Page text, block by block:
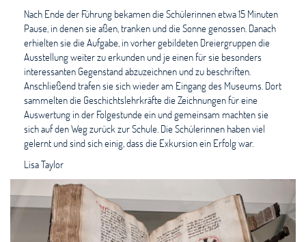
Nach Ende der Führung bekamen die Schülerinnen etwa 15 Minuten
Pause, in denen sie aßen, tranken und die Sonne genossen. Danach
erhielten sie die Aufgabe, in vorher gebildeten Dreiergruppen die
Ausstellung weiter zu erkunden und je einen für sie besonders
interessanten Gegenstand abzuzeichnen und zu beschriften.
Anschließend trafen sie sich wieder am Eingang des Museums. Dort
sammelten die Geschichtslehrkräfte die Zeichnungen für eine
Auswertung in der Folgestunde ein und gemeinsam machten sie
sich auf den Weg zurück zur Schule. Die Schülerinnen haben viel
gelernt und sind sich einig, dass die Exkursion ein Erfolg war.
Lisa Taylor